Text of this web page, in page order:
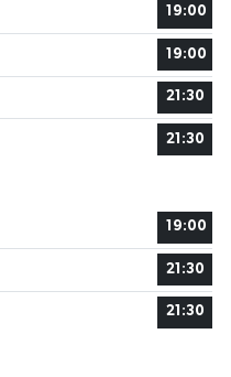
19:00
19:00
21:30
21:30
19:00
21:30
21:30